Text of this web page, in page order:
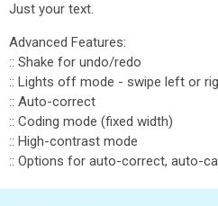
Just your text.
Advanced Features:
:: Shake for undo/redo
:: Lights off mode - swipe left or
:: Auto-correct
:: Coding mode (fixed width)
:: High-contrast mode
:: Options for auto-correct, auto-